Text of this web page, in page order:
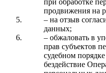
при обработке
продвижения на
– на отзыв
данных;
– обжаловать в
прав субъектов
судебном
бездействие